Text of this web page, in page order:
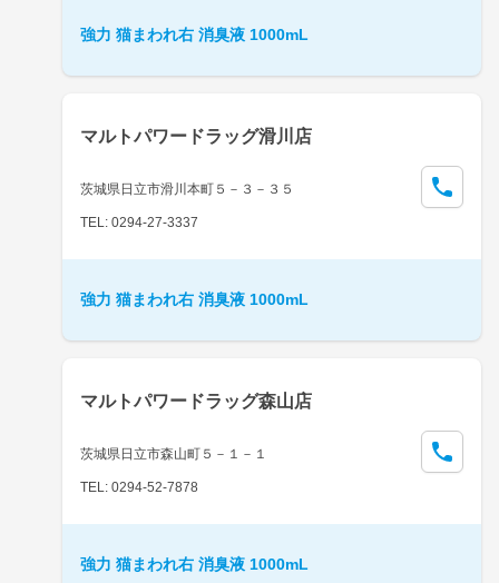
強力 猫まわれ右 消臭液 1000mL
マルトパワードラッグ滑川店
茨城県日立市滑川本町５－３－３５
TEL: 0294-27-3337
強力 猫まわれ右 消臭液 1000mL
マルトパワードラッグ森山店
茨城県日立市森山町５－１－１
TEL: 0294-52-7878
強力 猫まわれ右 消臭液 1000mL